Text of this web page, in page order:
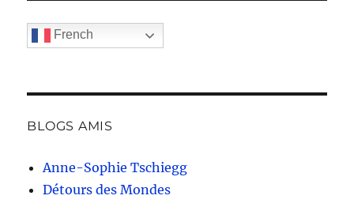
French
BLOGS AMIS
Anne-Sophie Tschiegg
Détours des Mondes